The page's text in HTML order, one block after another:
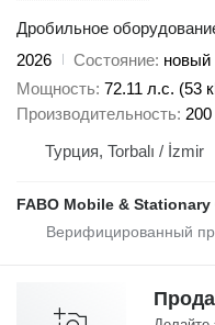
Дробильное
2026
Состояние новый
Мощность 72.11 л.с. (53
Производительность 200
Турция, Torbalı / İzmir